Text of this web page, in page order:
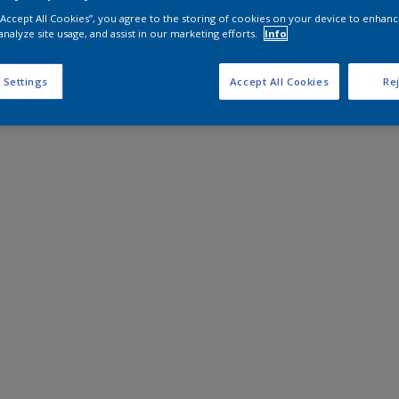
All Cookies”, you agree to the storing of cookies on your device to
site usage, and assist in our marketing efforts.
Info
Settings Accept All Cookies